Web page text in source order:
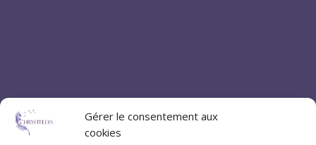
Gérer le consentement aux
cookies